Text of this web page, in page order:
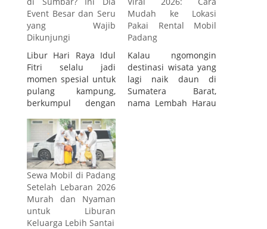
Event Besar dan Seru
yang Wajib
Dikunjungi
Libur Hari Raya Idul
Fitri selalu jadi
momen spesial untuk
pulang kampung,
berkumpul dengan
jalan-jalan. Kalau
kamu berencana
menghabiskan libur
Lebaran di Sumatera
Barat, kamu datang di
waktu yang tepat.
Selain terkenal
dengan alamnya yang
indah dan kuliner
Mudah ke Lokasi
Pakai Rental Mobil
Padang
Kalau ngomongin
destinasi wisata yang
lagi naik daun di
Sumatera Barat,
nama Lembah Harau
Sewa Mobil di Padang
Setelah Lebaran 2026
Murah dan Nyaman
untuk Liburan
Keluarga Lebih Santai